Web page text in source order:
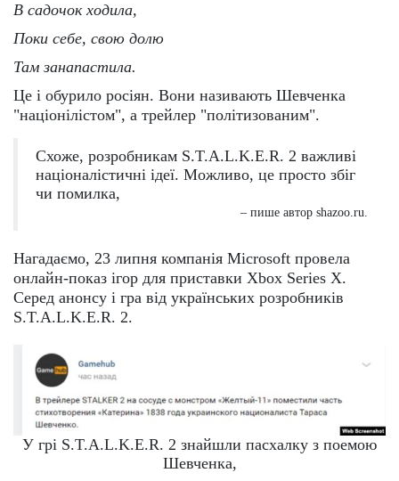
В садочок ходила,
Поки себе, свою долю
Там занапастила.
Це і обурило росіян. Вони називають Шевченка
"націонілістом", а трейлер "політизованим".
Схоже, розробникам S.T.A.L.K.E.R. 2 важливі
націоналістичні ідеї. Можливо, це просто збіг
чи помилка,
– пише автор shazoo.ru.
Нагадаємо, 23 липня компанія Microsoft провела
онлайн-показ ігор для приставки Xbox Series X.
Серед анонсу і гра від українських розробників
S.T.A.L.K.E.R. 2.
У грі S.T.A.L.K.E.R. 2 знайшли пасхалку з поемою
Шевченка,